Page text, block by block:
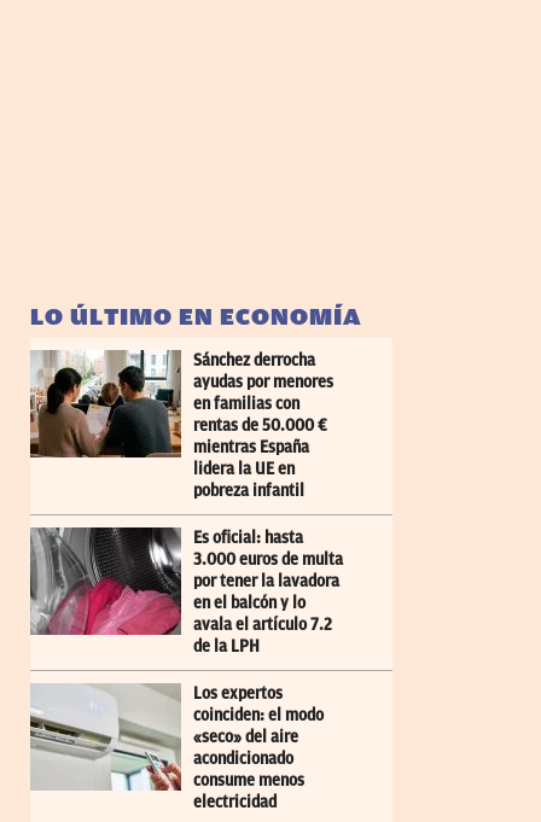
LO ÚLTIMO EN ECONOMÍA
Sánchez derrocha
ayudas por menores
en familias con
rentas de 50.000 €
mientras España
lidera la UE en
pobreza infantil
Es oficial: hasta
3.000 euros de multa
por tener la lavadora
en el balcón y lo
avala el artículo 7.2
de la LPH
Los expertos
coinciden: el modo
«seco» del aire
acondicionado
consume menos
electricidad